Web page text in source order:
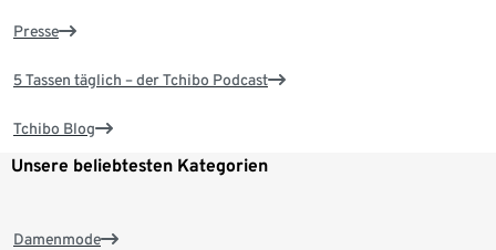
Presse
5 Tassen täglich – der Tchibo Podcast
Tchibo Blog
Unsere beliebtesten Kategorien
Damenmode